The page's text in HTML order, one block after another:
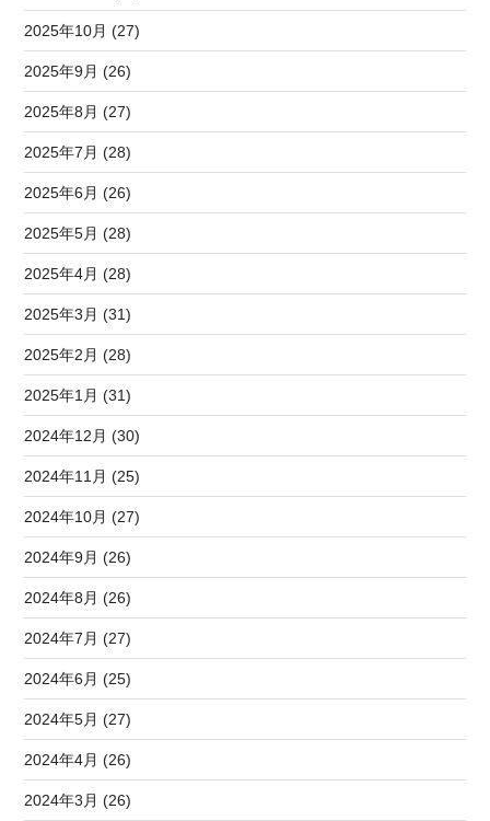
2025年10月 (27)
2025年9月 (26)
2025年8月 (27)
2025年7月 (28)
2025年6月 (26)
2025年5月 (28)
2025年4月 (28)
2025年3月 (31)
2025年2月 (28)
2025年1月 (31)
2024年12月 (30)
2024年11月 (25)
2024年10月 (27)
2024年9月 (26)
2024年8月 (26)
2024年7月 (27)
2024年6月 (25)
2024年5月 (27)
2024年4月 (26)
2024年3月 (26)